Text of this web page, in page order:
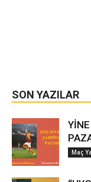
SON YAZILAR
Maç